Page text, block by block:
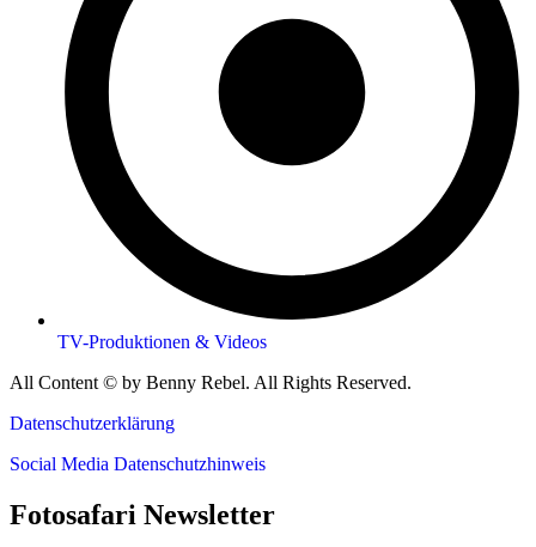
TV-Produktionen & Videos
All Content © by Benny Rebel. All Rights Reserved.
Datenschutzerklärung
Social Media Datenschutzhinweis
Fotosafari Newsletter